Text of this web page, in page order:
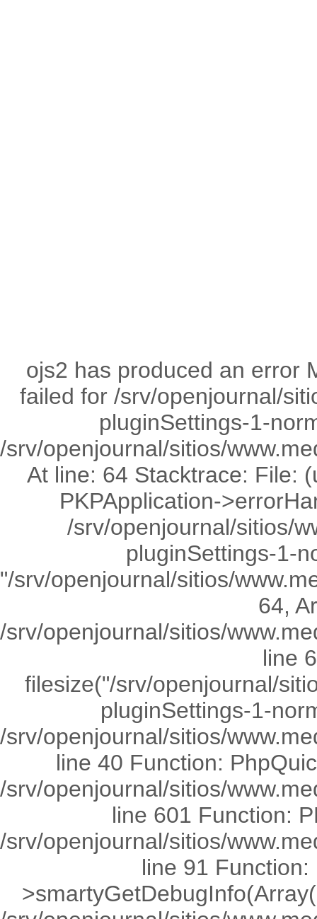
ojs2 has produced an error
failed for /srv/openjournal/
pluginSettings-1-
/srv/openjournal/sitios/
At line: 64 Stacktrace: File:
PKPApplication-
/srv/openjournal/sitios/
pluginSettings-1-
"/srv/openjournal/sitios/
64,
/srv/openjournal/sitios/
line
filesize("/srv/openjournal/
pluginSettings-1-
/srv/openjournal/sitios/
line 40 Function:
/srv/openjournal/sitios/
line 601 Function:
/srv/openjournal/sitios/
line 91